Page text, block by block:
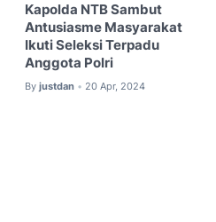
Kapolda NTB Sambut
Antusiasme Masyarakat
Ikuti Seleksi Terpadu
Anggota Polri
By justdan • 20 Apr, 2024